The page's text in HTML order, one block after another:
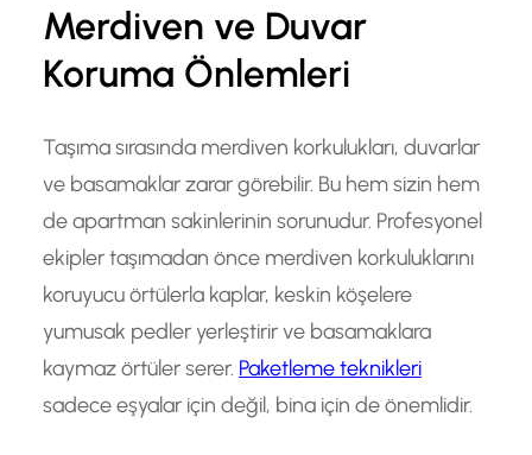
Merdiven ve Duvar
Koruma Önlemleri
Taşıma sırasında merdiven korkulukları, duvarlar
ve basamaklar zarar görebilir. Bu hem sizin hem
de apartman sakinlerinin sorunudur. Profesyonel
ekipler taşımadan önce merdiven korkuluklarını
koruyucu örtülerla kaplar, keskin köşelere
yumusak pedler yerleştirir ve basamaklara
kaymaz örtüler serer. Paketleme teknikleri
sadece eşyalar için değil, bina için de önemlidir.